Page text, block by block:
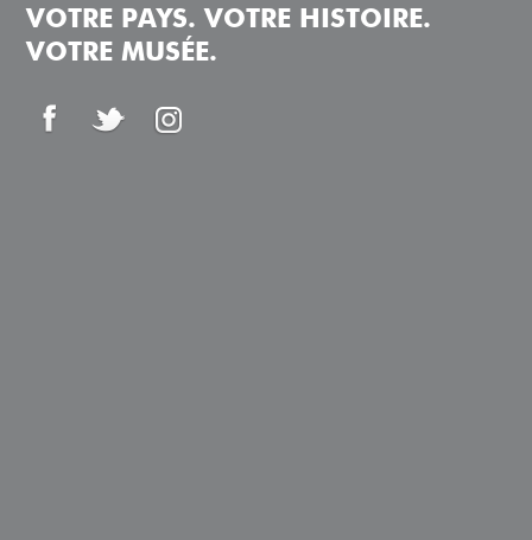
VOTRE PAYS. VOTRE HISTOIRE.
VOTRE MUSÉE.